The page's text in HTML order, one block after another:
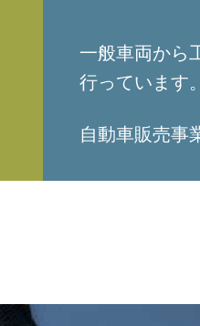
一般車両から
行っています。
自動車販売事